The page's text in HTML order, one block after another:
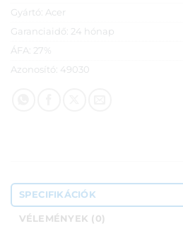
Gyártó: Acer
Garanciaidő: 24 hónap
ÁFA: 27%
Azonosító: 49030
SPECIFIKÁCIÓK
VÉLEMÉNYEK (0)